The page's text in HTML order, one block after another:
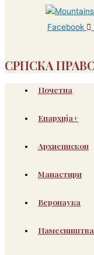
Facebook
СРПСКА
Почетна
Епархија+
Архиепископ
Манастири
Веронаука